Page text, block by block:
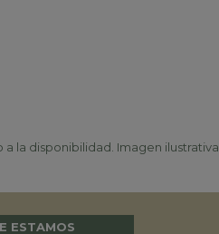
la disponibilidad. Imagen ilustrativa.
ESTAMOS